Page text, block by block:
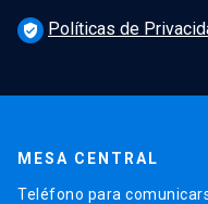
verified_user Políticas de
MESA CENTRAL
Teléfono para